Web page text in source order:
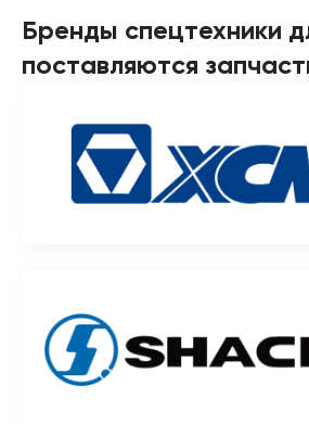
Бренды спецтехники
поставляются